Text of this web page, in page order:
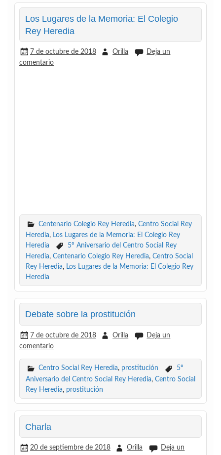
Los Lugares de la Memoria: El Colegio
Rey Heredia
7 de octubre de 2018 Orilla
Deja un
comentario
Centenario Colegio Rey Heredia, Centro Social Rey
Heredia, Los Lugares de la Memoria: El Colegio Rey
Heredia
5º Aniversario del Centro Social Rey
Heredia, Centenario Colegio Rey Heredia, Centro Social
Rey Heredia, Los Lugares de la Memoria: El Colegio Rey
Heredia
Debate sobre la prostitución
7 de octubre de 2018 Orilla
Deja un
comentario
Centro Social Rey Heredia, prostitución
5º
Aniversario del Centro Social Rey Heredia, Centro Social
Rey Heredia, prostitución
Charla
20 de septiembre de 2018 Orilla
Deja un